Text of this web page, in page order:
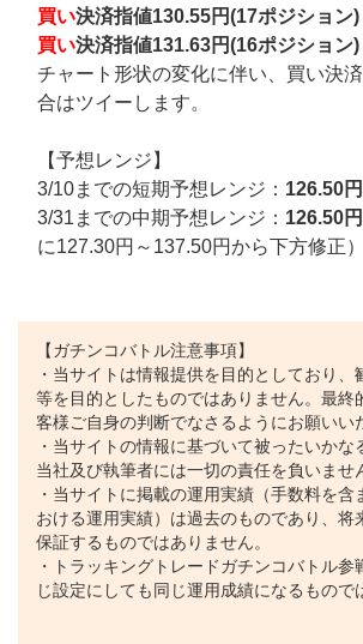
買い決済指値130.55円(17ポジション)
買い決済指値131.63円(16ポジション)
チャート形状の変化に伴い、買い決
合はツイーします。
【予想レンジ】
3/10までの短期予想レンジ： 126.50
3/31までの中期予想レンジ： 126.50
に127.30円～137.50円から下方修正）
【ガチンコバトル注意事項】
・当サイトは情報提供を目的としており、
等を目的としたものではありません。最終
客様ご自身の判断でなさるようにお願いい
・当サイトの情報に基づいて被ったいかな
当社及び執筆者には一切の責任を負いませ
・当サイトに掲載の運用実績（手数料を含
おける運用実績）は過去のものであり、将
保証するものではありません。
・トラッキングトレードガチンコバトル参
じ設定にしても同じ運用成績になるもので